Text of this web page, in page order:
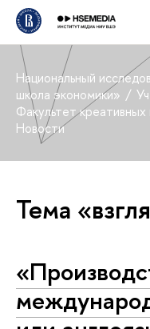
Национальный
школа экономики»
Факультет креативных
Новости
Тема